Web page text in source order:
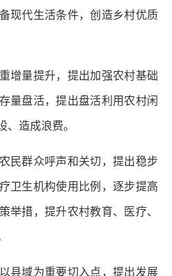
现代生活条件，创造乡村优质
量提升，提出加强农村基础
量盘活，提出盘活利用农村闲
、造成浪费。
群众呼声和关切，提出稳步
卫生机构使用比例，逐步提高
举措，提升农村教育、医疗、
域为重要切入点，提出发展